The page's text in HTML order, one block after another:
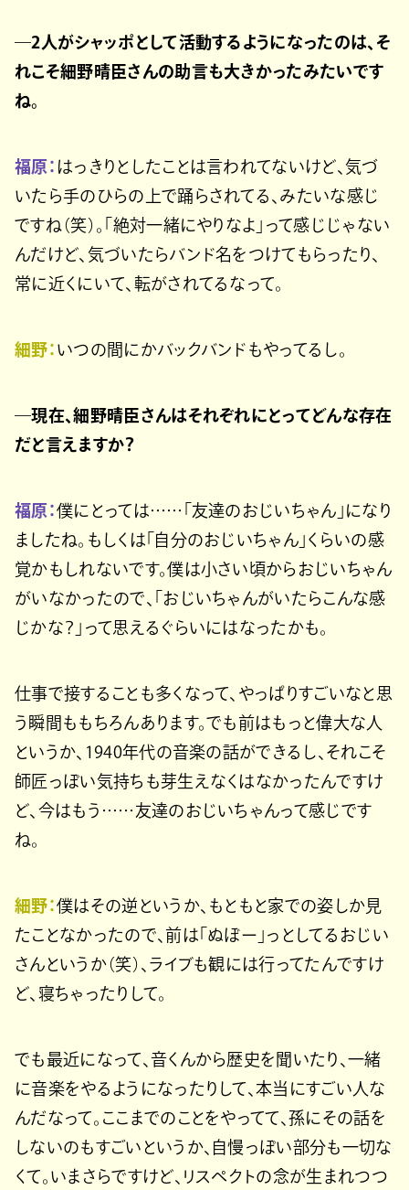
―2人がシャッポとして活動するようになったのは、そ
れこそ細野晴臣さんの助言も大きかったみたいです
ね。
福原： はっきりとしたことは言われてないけど、気づ
いたら手のひらの上で踊らされてる、みたいな感じ
ですね（笑）。「絶対一緒にやりなよ」って感じじゃない
んだけど、気づいたらバンド名をつけてもらったり、
常に近くにいて、転がされてるなって。
細野： いつの間にかバックバンドもやってるし。
―現在、細野晴臣さんはそれぞれにとってどんな存在
だと言えますか？
福原：僕にとっては……「友達のおじいちゃん」になり
ましたね。もしくは「自分のおじいちゃん」くらいの感
覚かもしれないです。僕は小さい頃からおじいちゃん
がいなかったので、「おじいちゃんがいたらこんな感
じかな？」って思えるぐらいにはなったかも。
仕事で接することも多くなって、やっぱりすごいなと思
う瞬間ももちろんあります。でも前はもっと偉大な人
というか、1940年代の音楽の話ができるし、それこそ
師匠っぽい気持ちも芽生えなくはなかったんですけ
ど、今はもう……友達のおじいちゃんって感じです
ね。
細野：僕はその逆というか、もともと家での姿しか見
たことなかったので、前は「ぬぼー」っとしてるおじい
さんというか（笑）、ライブも観には行ってたんですけ
ど、寝ちゃったりして。
でも最近になって、音くんから歴史を聞いたり、一緒
に音楽をやるようになったりして、本当にすごい人な
んだなって。ここまでのことをやってて、孫にその話を
しないのもすごいというか、自慢っぽい部分も一切な
くて。いまさらですけど、リスペクトの念が生まれつつ